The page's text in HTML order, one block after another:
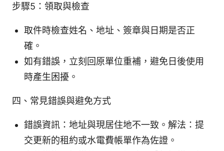
步驟5：領取與檢查
取件時檢查姓名、地址、簽章與日期是否正
確。
如有錯誤，立刻回原單位重補，避免日後使用
時產生困擾。
四、常見錯誤與避免方式
錯誤資訊：地址與現居住地不一致。解法：提
交更新的租約或水電費帳單作為佐證。